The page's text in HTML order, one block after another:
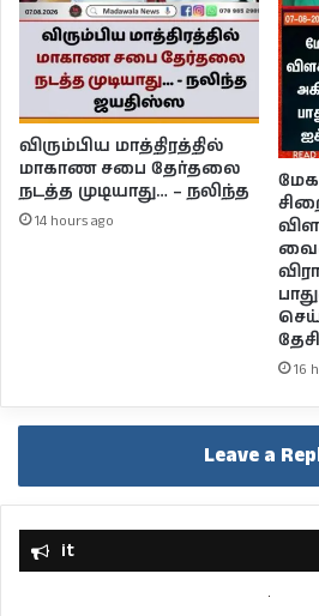
விரும்பிய மாத்திரத்தில்
மாகாண சபை தேர்தலை
நடத்த முடியாது… – நலிந்த
14 hours ago
16
Leave a
it